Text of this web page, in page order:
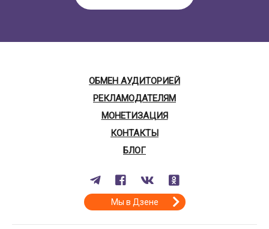
ОБМЕН АУДИТОРИЕЙ
РЕКЛАМОДАТЕЛЯМ
МОНЕТИЗАЦИЯ
КОНТАКТЫ
БЛОГ
Мы в Дзене